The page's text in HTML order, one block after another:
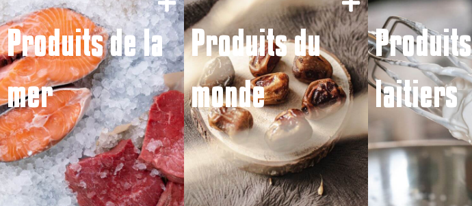
Produits de la
mer
Produits du
monde
Produits
laitiers